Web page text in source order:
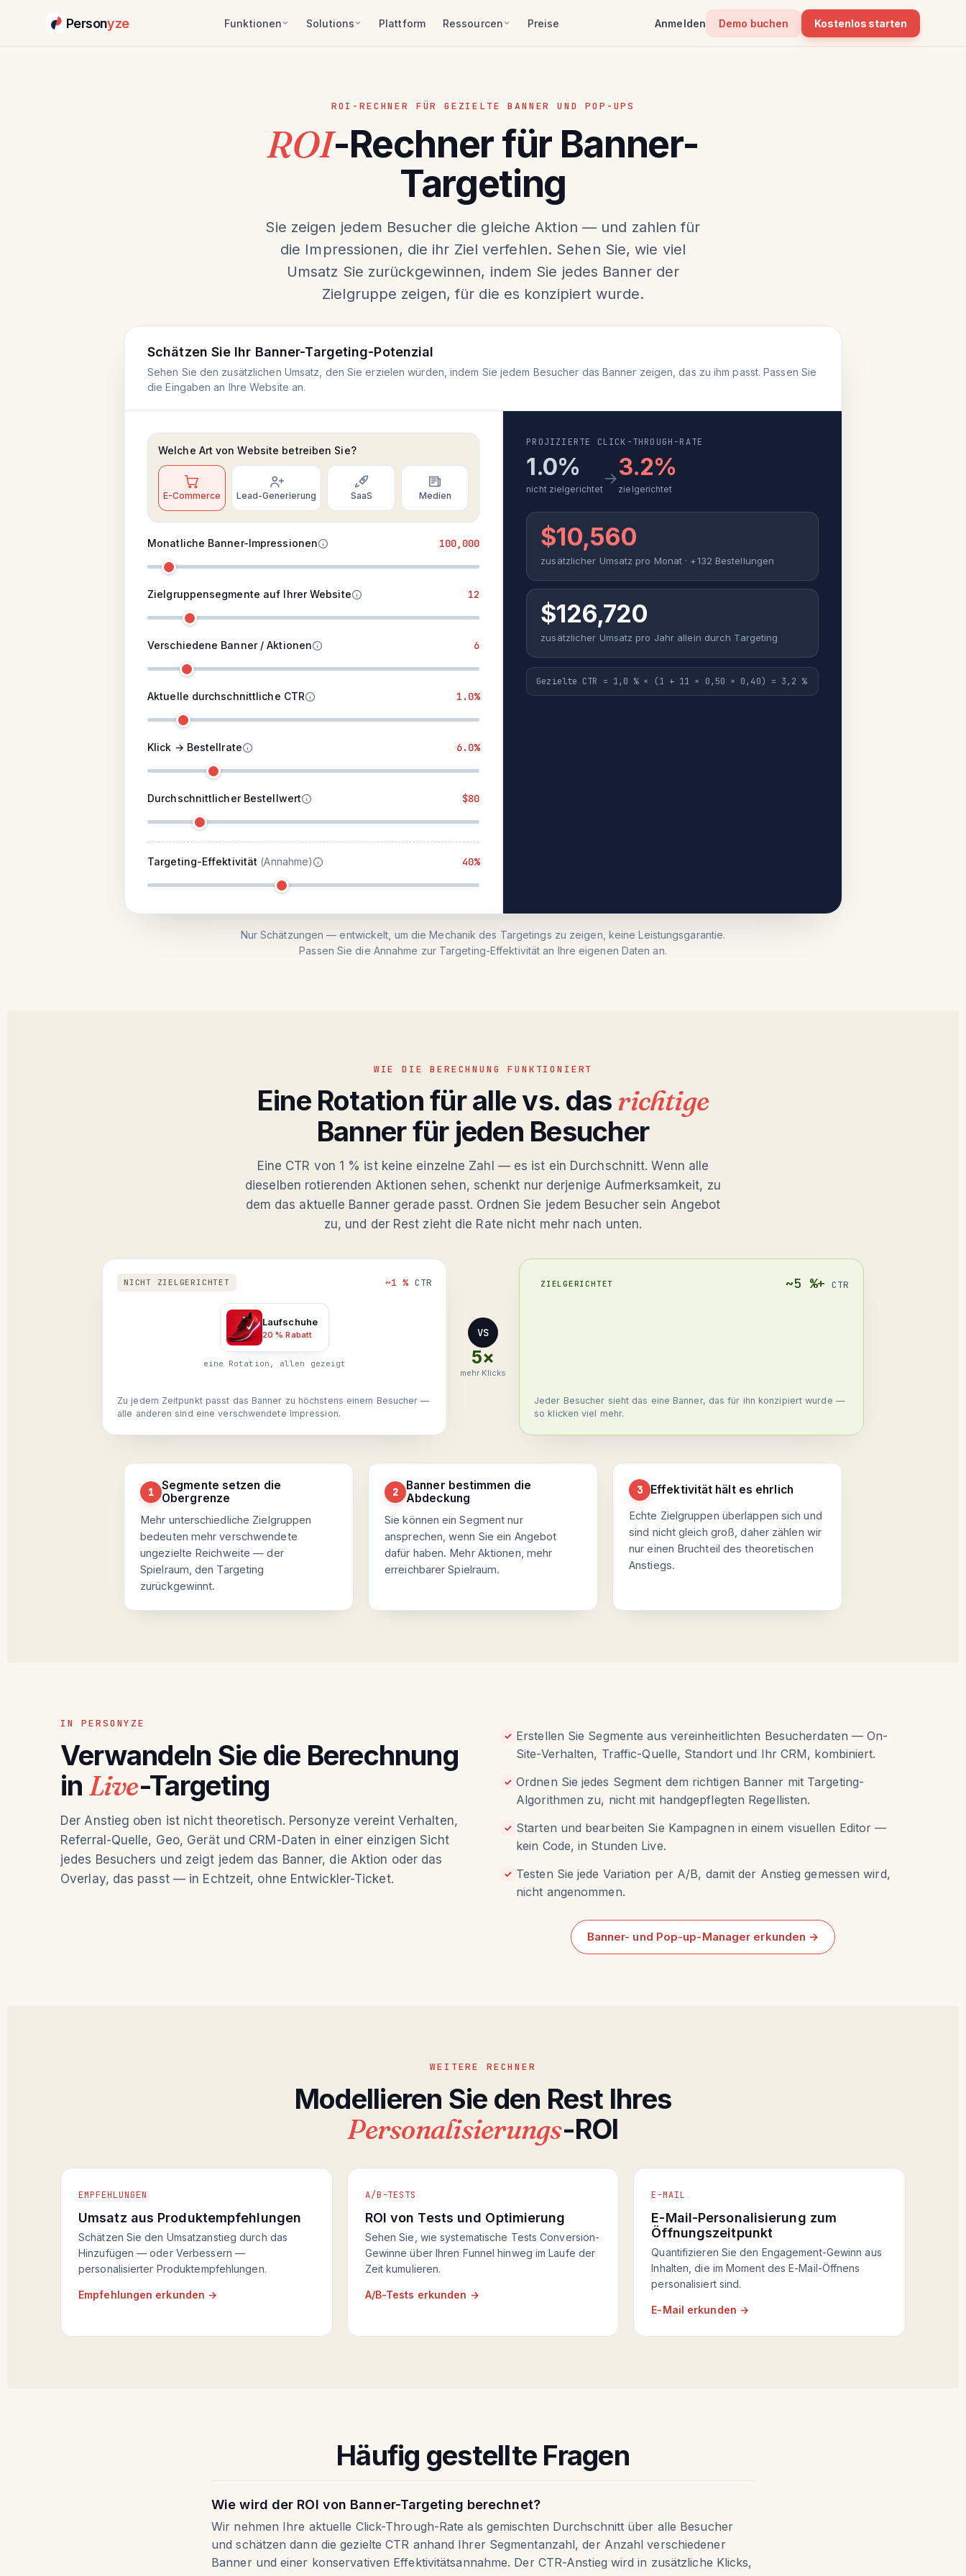
Personyze Funktionen Solutions Plattform Ressourcen Preise Anmelden Demo buchen Kostenlos starten
ROI-RECHNER FÜR GEZIELTE BANNER UND POP-UPS
ROI-Rechner für Banner-
Targeting
Sie zeigen jedem Besucher die gleiche Aktion — und zahlen für
die Impressionen, die ihr Ziel verfehlen. Sehen Sie, wie viel
Umsatz Sie zurückgewinnen, indem Sie jedes Banner der
Zielgruppe zeigen, für die es konzipiert wurde.
Schätzen Sie Ihr Banner-Targeting-Potenzial
Sehen Sie den zusätzlichen Umsatz, den Sie erzielen würden, indem Sie jedem Besucher das Banner zeigen, das zu ihm passt. Passen Sie
die Eingaben an Ihre Website an.
Welche Art von Website betreiben Sie?
E-Commerce Lead-Generierung SaaS Medien
Monatliche Banner-Impressionen 100,000
Zielgruppensegmente auf Ihrer Website 12
Verschiedene Banner / Aktionen 6
Aktuelle durchschnittliche CTR 1.0%
Klick → Bestellrate 6.0%
Durchschnittlicher Bestellwert $80
Targeting-Effektivität (Annahme) 40%
PROJIZIERTE CLICK-THROUGH-RATE
1.0%
nicht zielgerichtet
→3.2%
zielgerichtet
$10,560
zusätzlicher Umsatz pro Monat · +132 Bestellungen
$126,720
zusätzlicher Umsatz pro Jahr allein durch Targeting
Gezielte CTR = 1,0 % × (1 + 11 × 0,50 × 0,40) = 3,2 %
Nur Schätzungen — entwickelt, um die Mechanik des Targetings zu zeigen, keine Leistungsgarantie.
Passen Sie die Annahme zur Targeting-Effektivität an Ihre eigenen Daten an.
WIE DIE BERECHNUNG FUNKTIONIERT
Eine Rotation für alle vs. dasrichtige
Banner für jeden Besucher
Eine CTR von 1 % ist keine einzelne Zahl — es ist ein Durchschnitt. Wenn alle
dieselben rotierenden Aktionen sehen, schenkt nur derjenige Aufmerksamkeit, zu
dem das aktuelle Banner gerade passt. Ordnen Sie jedem Besucher sein Angebot
zu, und der Rest zieht die Rate nicht mehr nach unten.
NICHT ZIELGERICHTET ~1 % CTR
Laufschuhe
20 % Rabatt
eine Rotation, allen gezeigt
Zu jedem Zeitpunkt passt das Banner zu höchstens einem Besucher —
alle anderen sind eine verschwendete Impression.
VS
5×
mehr Klicks
ZIELGERICHTET ~5 %+ CTR
Jeder Besucher sieht das eine Banner, das für ihn konzipiert wurde —
so klicken viel mehr.
1
Segmente setzen die
Obergrenze
Mehr unterschiedliche Zielgruppen
bedeuten mehr verschwendete
ungezielte Reichweite — der
Spielraum, den Targeting
zurückgewinnt.
2
Banner bestimmen die
Abdeckung
Sie können ein Segment nur
ansprechen, wenn Sie ein Angebot
dafür haben. Mehr Aktionen, mehr
erreichbarer Spielraum.
3 Effektivität hält es ehrlich
Echte Zielgruppen überlappen sich und
sind nicht gleich groß, daher zählen wir
nur einen Bruchteil des theoretischen
Anstiegs.
IN PERSONYZE
Verwandeln Sie die Berechnung
in Live-Targeting
Der Anstieg oben ist nicht theoretisch. Personyze vereint Verhalten,
Referral-Quelle, Geo, Gerät und CRM-Daten in einer einzigen Sicht
jedes Besuchers und zeigt jedem das Banner, die Aktion oder das
Overlay, das passt — in Echtzeit, ohne Entwickler-Ticket.
✓ Erstellen Sie Segmente aus vereinheitlichten Besucherdaten — On-
Site-Verhalten, Traffic-Quelle, Standort und Ihr CRM, kombiniert.
✓ Ordnen Sie jedes Segment dem richtigen Banner mit Targeting-
Algorithmen zu, nicht mit handgepflegten Regellisten.
✓ Starten und bearbeiten Sie Kampagnen in einem visuellen Editor —
kein Code, in Stunden Live.
✓ Testen Sie jede Variation per A/B, damit der Anstieg gemessen wird,
nicht angenommen.
Banner- und Pop-up-Manager erkunden →
WEITERE RECHNER
Modellieren Sie den Rest Ihres
Personalisierungs-ROI
EMPFEHLUNGEN
Umsatz aus Produktempfehlungen
Schätzen Sie den Umsatzanstieg durch das
Hinzufügen — oder Verbessern —
personalisierter Produktempfehlungen.
Empfehlungen erkunden →
A/B-TESTS
ROI von Tests und Optimierung
Sehen Sie, wie systematische Tests Conversion-
Gewinne über Ihren Funnel hinweg im Laufe der
Zeit kumulieren.
A/B-Tests erkunden →
E-MAIL
E-Mail-Personalisierung zum
Öffnungszeitpunkt
Quantifizieren Sie den Engagement-Gewinn aus
Inhalten, die im Moment des E-Mail-Öffnens
personalisiert sind.
E-Mail erkunden →
Häufig gestellte Fragen
Wie wird der ROI von Banner-Targeting berechnet?
Wir nehmen Ihre aktuelle Click-Through-Rate als gemischten Durchschnitt über alle Besucher
und schätzen dann die gezielte CTR anhand Ihrer Segmentanzahl, der Anzahl verschiedener
Banner und einer konservativen Effektivitätsannahme. Der CTR-Anstieg wird in zusätzliche Klicks,